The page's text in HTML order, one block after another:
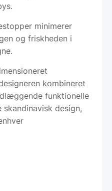
minimerer
og friskheden i
kombineret
funktionelle
design,